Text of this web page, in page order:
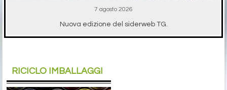
7 agosto 2026
Nuova edizione del siderweb TG.
RICICLO IMBALLAGGI